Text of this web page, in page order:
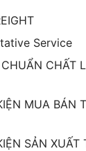
Service
CHẤT
MUA BÁN
SẢN XUẤT